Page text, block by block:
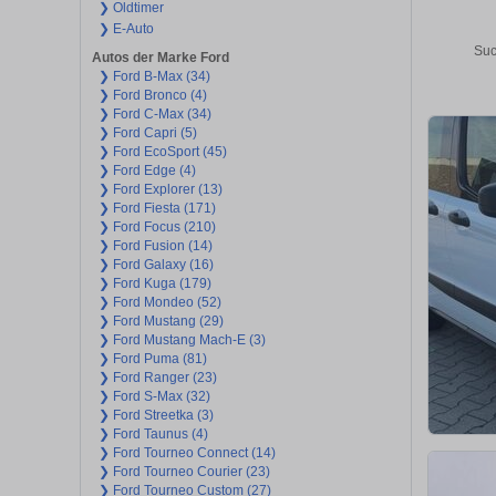
❯ Oldtimer
❯ E-Auto
Autos der Marke Ford
❯ Ford B-Max (34)
❯ Ford Bronco (4)
❯ Ford C-Max (34)
❯ Ford Capri (5)
❯ Ford EcoSport (45)
❯ Ford Edge (4)
❯ Ford Explorer (13)
❯ Ford Fiesta (171)
❯ Ford Focus (210)
❯ Ford Fusion (14)
❯ Ford Galaxy (16)
❯ Ford Kuga (179)
❯ Ford Mondeo (52)
❯ Ford Mustang (29)
❯ Ford Mustang Mach-E (3)
❯ Ford Puma (81)
❯ Ford Ranger (23)
❯ Ford S-Max (32)
❯ Ford Streetka (3)
❯ Ford Taunus (4)
❯ Ford Tourneo Connect (14)
❯ Ford Tourneo Courier (23)
❯ Ford Tourneo Custom (27)